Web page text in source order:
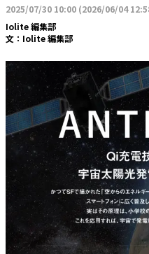
2025/07/30 10:00 (2026/06/04
Iolite 編集部
文： Iolite 編集部